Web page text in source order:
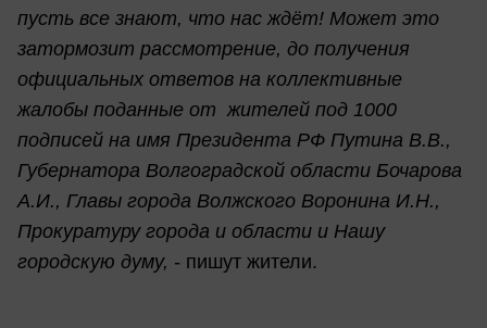
пусть все знают, что нас ждёт! Может это
затормозит рассмотрение, до получения
официальных ответов на коллективные
жалобы поданные от жителей под 1000
подписей на имя Президента РФ Путина В.В.,
Губернатора Волгоградской области Бочарова
А.И., Главы города Волжского Воронина И.Н.,
Прокуратуру города и области и Нашу
городскую думу, - пишут жители.